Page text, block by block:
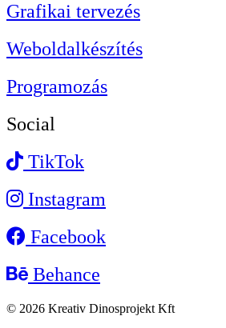
Grafikai tervezés
Weboldalkészítés
Programozás
Social
TikTok
Instagram
Facebook
Behance
© 2026 Kreativ Dinosprojekt Kft